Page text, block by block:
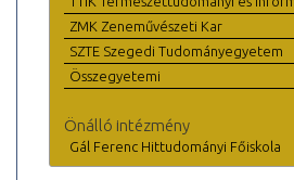
ZMK Zeneművészeti Kar
SZTE Szegedi Tudományegyetem
Összegyetemi
Önálló intézmény
Gál Ferenc Hittudományi Főiskola